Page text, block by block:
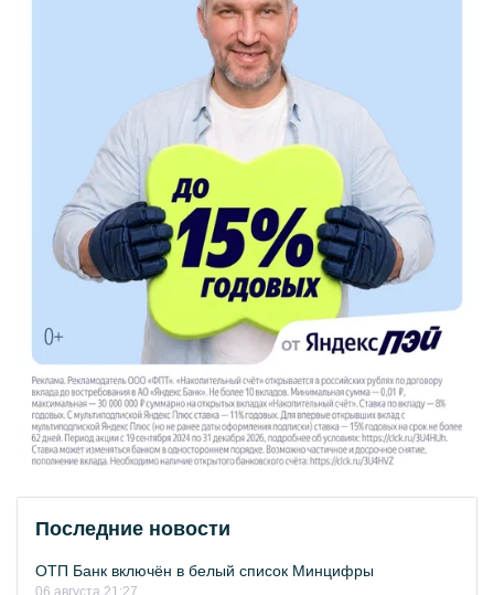
Последние новости
ОТП Банк включён в белый список Минцифры
06 августа 21:27